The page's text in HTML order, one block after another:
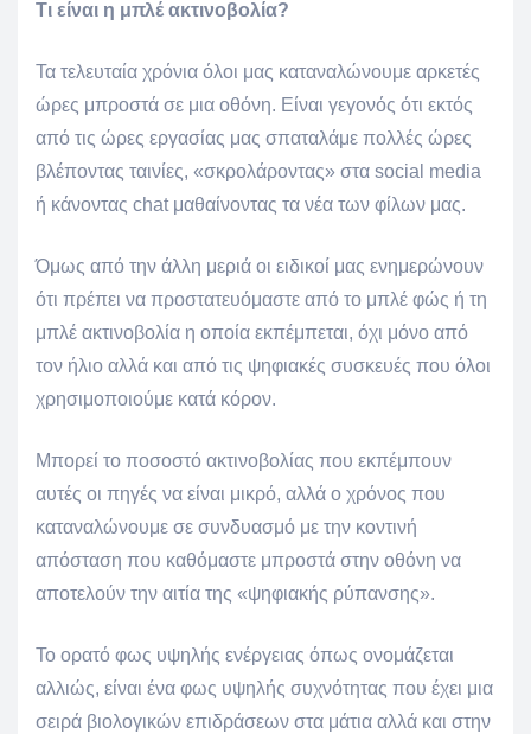
Τι είναι η μπλέ ακτινοβολία?
Τα τελευταία χρόνια όλοι μας καταναλώνουμε αρκετές
ώρες μπροστά σε μια οθόνη. Είναι γεγονός ότι εκτός
από τις ώρες εργασίας μας σπαταλάμε πολλές ώρες
βλέποντας ταινίες, «σκρολάρoντας» στα social media
ή κάνοντας chat μαθαίνοντας τα νέα των φίλων μας.
Όμως από την άλλη μεριά οι ειδικοί μας ενημερώνουν
ότι πρέπει να προστατευόμαστε από το μπλέ φώς ή τη
μπλέ ακτινοβολία η οποία εκπέμπεται, όχι μόνο από
τον ήλιο αλλά και από τις ψηφιακές συσκευές που όλοι
χρησιμοποιούμε κατά κόρον.
Μπορεί το ποσοστό ακτινοβολίας που εκπέμπουν
αυτές οι πηγές να είναι μικρό, αλλά ο χρόνος που
καταναλώνουμε σε συνδυασμό με την κοντινή
απόσταση που καθόμαστε μπροστά στην οθόνη να
αποτελούν την αιτία της «ψηφιακής ρύπανσης».
Το ορατό φως υψηλής ενέργειας όπως ονομάζεται
αλλιώς, είναι ένα φως υψηλής συχνότητας που έχει μια
σειρά βιολογικών επιδράσεων στα μάτια αλλά και στην